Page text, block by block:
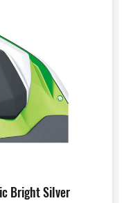
Bright Silver